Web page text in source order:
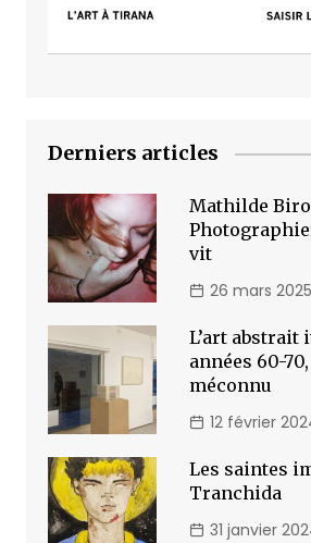
Derniers articles
Mathilde
vit
26 mars 2025
L’art abstrait
années 60-
méconnu
12 février
Les saintes
Tranchida
31 janvier